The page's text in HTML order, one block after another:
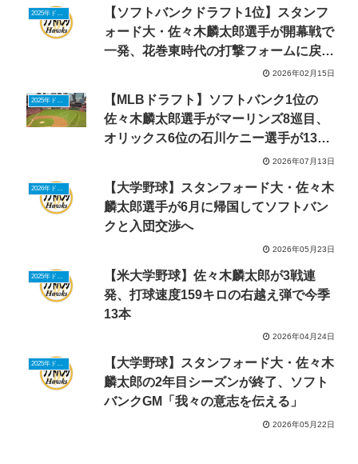
【ソフトバンクドラフト1位】スタンフ
ォード大・佐々木麟太郎選手が開幕戦で
一発、花巻東時代の打撃フォームに戻し
2026年02月15日
2025年ドラフトニュース
【MLBドラフト】ソフトバンク1位の
佐々木麟太郎選手がマーリンズ8巡目、
オリックス6位の石川ケニー選手が13巡
2026年07月13日
2026年ドラフトニュース
【大学野球】スタンフォード大・佐々木
麟太郎選手が6月に帰国してソフトバン
クと入団交渉へ
2026年05月23日
【米大学野球】佐々木麟太郎が3戦連
発、打球速度159キロの右越え弾で今季
13本
2026年04月24日
2025年ドラフトニュース
【大学野球】スタンフォード大・佐々木
麟太郎の2年目シーズンが終了、ソフト
バンクGM「我々の意志を伝える」
2026年05月22日